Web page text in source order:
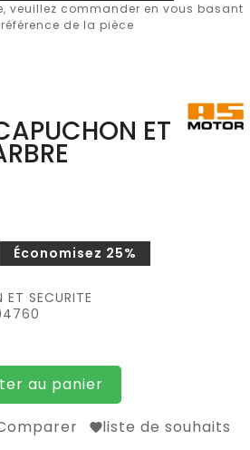
veuillez commander en vous basant
de la pièce
ET
Économisez 25%
SECURITE
au panier
liste de souhaits